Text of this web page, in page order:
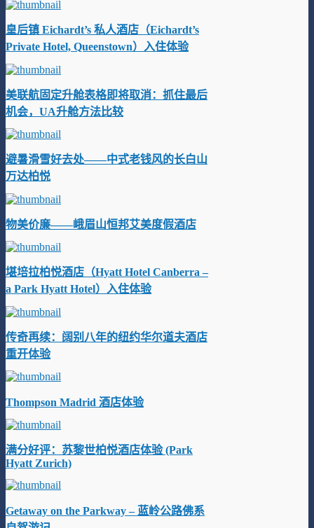
皇后镇 Eichardt’s 私人酒店（Eichardt’s
Private Hotel, Queenstown）入住体验
美联航固定升舱表格即将取消：抓住最后
机会，UA升舱方法比较
避暑滑雪好去处——中式老钱风的长白山
万达柏悦
物美价廉——峨眉山恒邦艾美度假酒店
堪培拉柏悦酒店（Hyatt Hotel Canberra –
a Park Hyatt Hotel）入住体验
传奇再续：阔别八年的纽约华尔道夫酒店
重开体验
Thompson Madrid 酒店体验
满分好评：苏黎世柏悦酒店体验 (Park
Hyatt Zurich)
Getaway on the Parkway – 蓝岭公路佛系